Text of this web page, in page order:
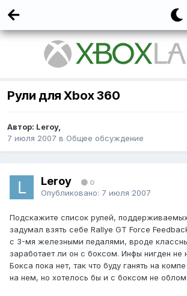
Рули для Xbox 360
Автор: Leroy,
7 июля 2007 в Общее обсуждение
Leroy 0
Опубликовано: 7 июля 2007
Подскажите список рулей,
задумал взять себе Rallye GT Force
с 3-мя железными педалями, вроде
заработает ли он с боксом. Инфы нигден не
Бокса пока нет, так что буду ганять на
на нем, но хотелось бы и с боксом не